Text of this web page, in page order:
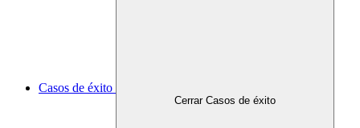
Casos de éxito
Cerrar Casos de éxito